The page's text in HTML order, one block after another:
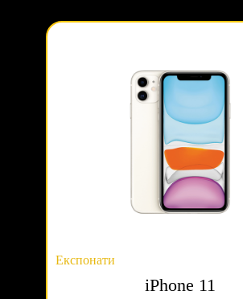
Експонати
iPhone 11